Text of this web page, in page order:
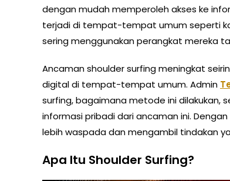
dengan mudah memperoleh akses ke
terjadi di tempat-tempat umum seperti
sering menggunakan perangkat mereka
Ancaman shoulder surfing meningkat
digital di tempat-tempat umum. Admin
surfing, bagaimana metode ini dilakukan,
informasi pribadi dari ancaman ini.
lebih waspada dan mengambil tindakan
Apa Itu Shoulder Surfing?